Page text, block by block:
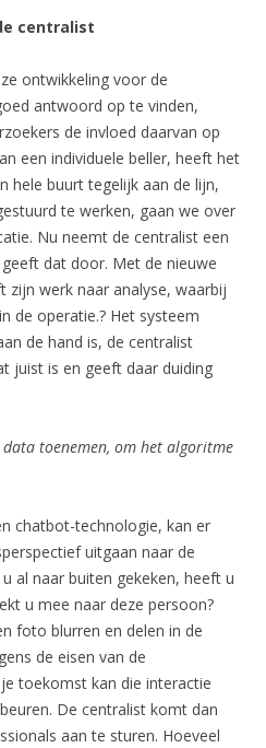
centralist
ontwikkeling voor de
antwoord op te vinden,
de invloed daarvan op
een individuele beller, heeft het
hele buurt tegelijk aan de lijn,
te werken, gaan we over
Nu neemt de centralist een
dat door. Met de nieuwe
zijn werk naar analyse, waarbij
de operatie.? Het systeem
de hand is, de centralist
juist is en geeft daar duiding
toenemen, om het algoritme
chatbot-technologie, kan er
uitgaan naar de
al naar buiten gekeken, heeft u
u mee naar deze persoon?
foto blurren en delen in de
de eisen van de
toekomst kan die interactie
De centralist komt dan
aan te sturen. Hoeveel